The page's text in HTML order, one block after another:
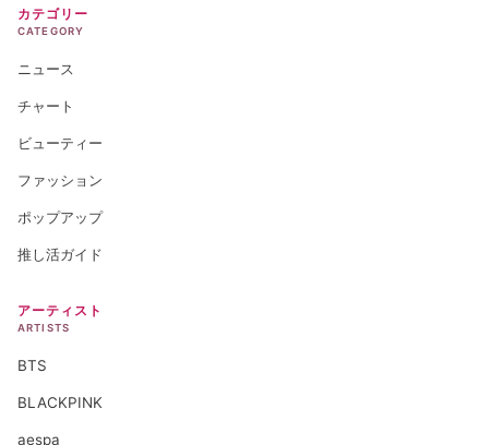
カテゴリー
CATEGORY
ニュース
チャート
ビューティー
ファッション
ポップアップ
推し活ガイド
アーティスト
ARTISTS
BTS
BLACKPINK
aespa